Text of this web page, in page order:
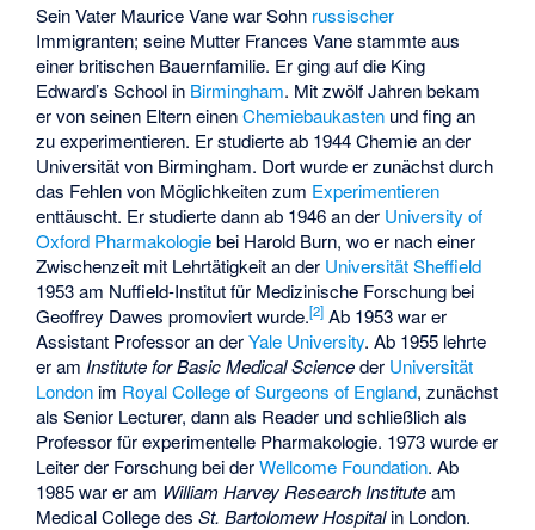
Sein Vater Maurice Vane war Sohn russischer
Immigranten; seine Mutter Frances Vane stammte aus
einer britischen Bauernfamilie. Er ging auf die King
Edward’s School in Birmingham. Mit zwölf Jahren bekam
er von seinen Eltern einenChemiebaukasten und fing an
zu experimentieren. Er studierte ab 1944 Chemie an der
Universität von Birmingham. Dort wurde er zunächst durch
das Fehlen von Möglichkeiten zum Experimentieren
enttäuscht. Er studierte dann ab 1946 an der University of
Oxford Pharmakologiebei Harold Burn, wo er nach einer
Zwischenzeit mit Lehrtätigkeit an der Universität Sheffield
1953 am Nuffield-Institut für Medizinische Forschung bei
Geoffrey Dawes promoviert wurde.[2] Ab 1953 war er
Assistant Professor an derYale University. Ab 1955 lehrte
er am Institute for Basic Medical Scienceder Universität
London im Royal College of Surgeons of England, zunächst
als Senior Lecturer, dann als Reader und schließlich als
Professor für experimentelle Pharmakologie. 1973 wurde er
Leiter der Forschung bei derWellcome Foundation. Ab
1985 war er am William Harvey Research Instituteam
Medical College desSt. Bartolomew Hospitalin London.